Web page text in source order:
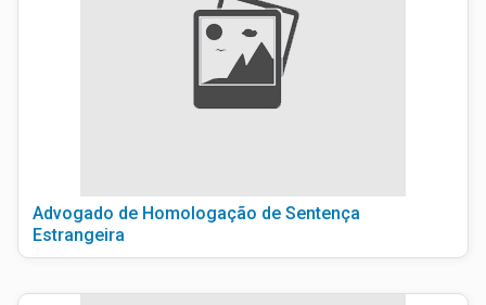
Advogado de Homologação de Sentença
Estrangeira